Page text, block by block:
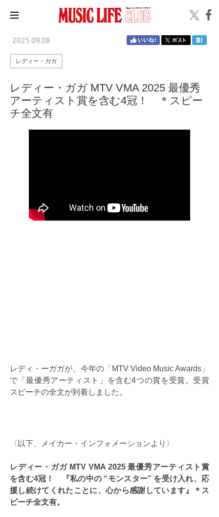
2025.09.08
レディー・ガガ
レディー・ガガ MTV VMA 2025 最優秀
アーティスト賞を含む4冠！ ＊スピー
チ全文有
レディ・ーガガが、今年の「MTV Video Music Awards」
で「最優秀アーティスト」を含む4つの賞を受賞。受賞
スピーチの全文が到着しました。
〈以下、メイカー・インフォメーションより〉
レディー・ガガ MTV VMA 2025 最優秀アーティスト賞
を含む4冠！ 『私の中の “モンスター” を受け入れ、応
援し続けてくれたことに、心から感謝しています』＊ス
ピーチ全文有。